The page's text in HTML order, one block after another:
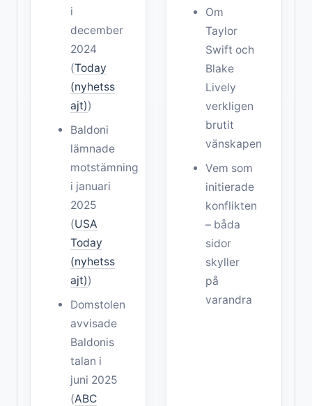
i
december
2024
(Today
(nyhetss
ajt))
Baldoni
lämnade
motstämning
i januari
2025
(USA
Today
(nyhetss
ajt))
Domstolen
avvisade
Baldonis
talan i
juni 2025
(ABC
Om
Taylor
Swift och
Blake
Lively
verkligen
brutit
vänskapen
Vem som
initierade
konflikten
– båda
sidor
skyller
på
varandra